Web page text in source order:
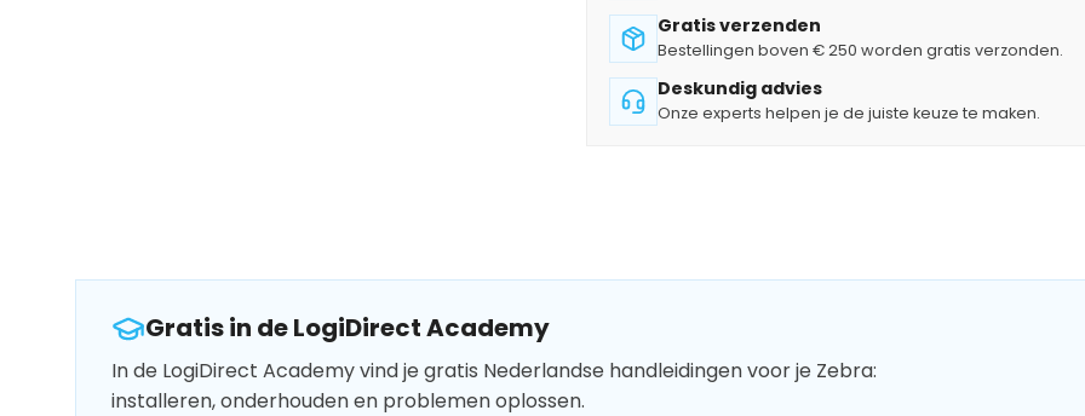
Gratis verzenden
Bestellingen boven € 250 worden gratis verzonden.
Deskundig advies
Onze experts helpen je de juiste keuze te maken.
Gratis in de LogiDirect Academy
In de LogiDirect Academy vind je gratis Nederlandse handleidingen voor je Zebra:
installeren, onderhouden en problemen oplossen.